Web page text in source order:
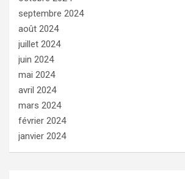
septembre 2024
août 2024
juillet 2024
juin 2024
mai 2024
avril 2024
mars 2024
février 2024
janvier 2024